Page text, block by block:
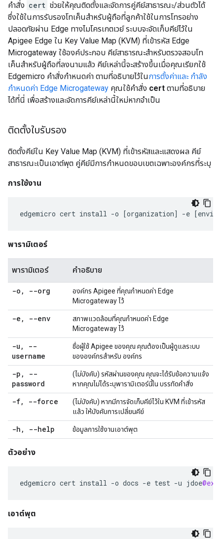
คำสั่ง cert ช่วยให้คุณติดตั้งและจัดการคู่คีย์สาธารณะ/ส่วนตัวได้
ซึ่งใช้ในการรับรองโทเค็นสำหรับผู้ถือที่ลูกค้าใช้ในการโทรอย่าง
ปลอดภัยผ่าน Edge ทางไมโครเกตเวย์ ระบบจะจัดเก็บคีย์ไว้ใน
Apigee Edge ใน Key Value Map (KVM) ที่เข้ารหัส Edge
Microgateway ใช้องค์ประกอบ คีย์สาธารณะสำหรับตรวจสอบโท
เค็นสำหรับผู้ถือที่ลงนามแล้ว คีย์เหล่านี้จะสร้างขึ้นเมื่อคุณเรียกใช้
Edgemicro คำสั่งกำหนดค่า ตามที่อธิบายไว้ในการตั้งค่าและ กำลัง
กำหนดค่า Edge Microgateway คุณใช้คำสั่ง cert ตามที่อธิบาย
ได้ที่นี่ เพื่อสร้างและจัดการคีย์เหล่านี้ใหม่หากจำเป็น
ติดตั้งใบรับรอง
ติดตั้งคีย์ใน Key Value Map (KVM) ที่เข้ารหัสและแสดงผล คีย์
สาธารณะเป็นเอาต์พุต คู่คีย์มีการกำหนดขอบเขตเฉพาะองค์กรที่ระบุ
การใช้งาน
edgemicro cert install -o [organization] -e [
พารามิเตอร์
พารามิเตอร์ คำอธิบาย
-o , --org
องค์กร Apigee ที่คุณกำหนดค่า Edge
Microgateway ไว้
-e , --env
สภาพแวดล้อมที่คุณกำหนดค่า Edge
Microgateway ไว้
-u ,
--
username
ชื่อผู้ใช้ Apigee ของคุณ คุณต้องเป็นผู้ดูแลระบบ
ขององค์กรสำหรับ องค์กร
-p ,
--
password
(ไม่บังคับ) รหัสผ่านของคุณ คุณจะได้รับข้อความแจ้ง
หากคุณไม่ได้ระบุพารามิเตอร์นี้ใน บรรทัดคำสั่ง
-f, --force
(ไม่บังคับ) หากมีการจัดเก็บคีย์ไว้ใน KVM ที่เข้ารหัส
แล้ว ให้บังคับการเปลี่ยนคีย์
-h , --help ข้อมูลการใช้งานเอาต์พุต
ตัวอย่าง
edgemicro cert install -o docs -e test -u jdoe
เอาต์พุต